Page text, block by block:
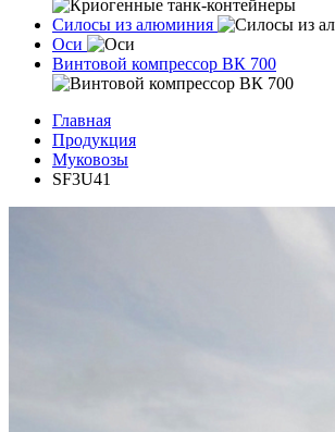
Силосы из алюминия
Оси
Винтовой компрессор ВК 700
Главная
Продукция
Муковозы
SF3U41